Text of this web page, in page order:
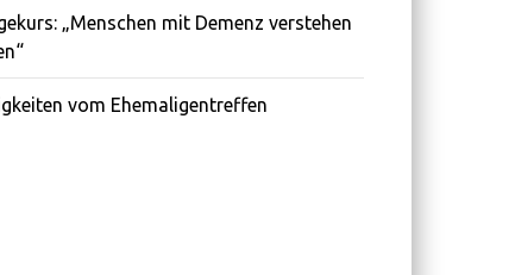
„Menschen mit Demenz verstehen
vom Ehemaligentreffen